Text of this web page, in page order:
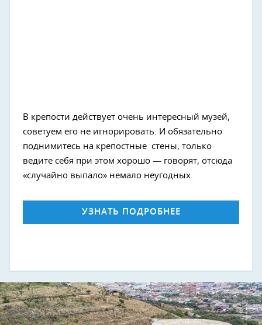
В крепости действует очень интересный музей,
советуем его не игнорировать. И обязательно
поднимитесь на крепостные стены, только
ведите себя при этом хорошо — говорят, отсюда
«случайно выпало» немало неугодных.
УЗНАТЬ ПОДРОБНЕЕ
Next